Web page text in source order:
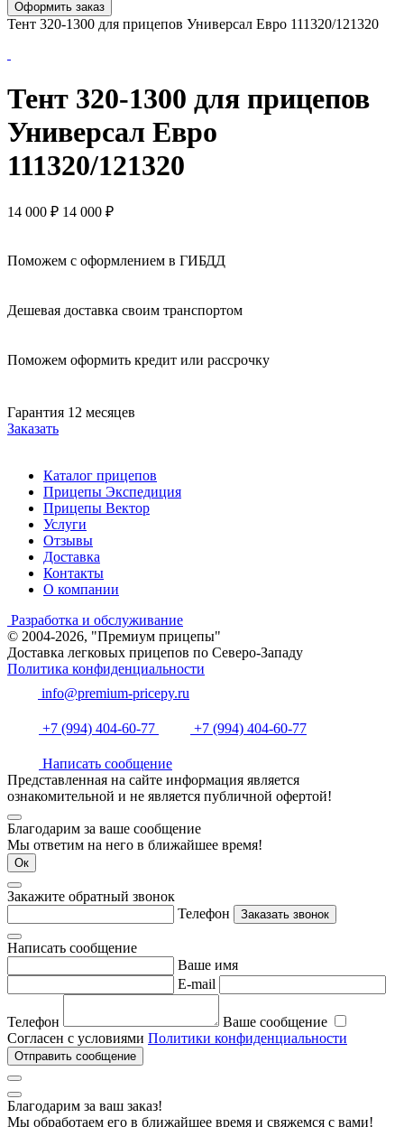
Оформить заказ
Тент 320-1300 для прицепов Универсал Евро 111320/121320
Тент 320-1300 для прицепов
Универсал Евро
111320/121320
14 000 ₽ 14 000 ₽
Поможем с оформлением в ГИБДД
Дешевая доставка своим транспортом
Поможем оформить кредит или рассрочку
Гарантия 12 месяцев
Заказать
Каталог прицепов
Прицепы Экспедиция
Прицепы Вектор
Услуги
Отзывы
Доставка
Контакты
О компании
Разработка и обслуживание
© 2004-2026, "Премиум прицепы"
Доставка легковых прицепов по Северо-Западу
Политика конфиденциальности
info@premium-pricepy.ru
+7 (994) 404-60-77 +7 (994) 404-60-77
Написать сообщение
Представленная на сайте информация является
ознакомительной и не является публичной офертой!
Благодарим за ваше сообщение
Мы ответим на него в ближайшее время!
Ок
Закажите обратный звонок
Телефон
Заказать звонок
Написать сообщение
Ваше имя
E-mail
Телефон
Ваше сообщение
Согласен с условиями Политики конфиденциальности
Отправить сообщение
Благодарим за ваш заказ!
Мы обработаем его в ближайшее время и свяжемся с вами!